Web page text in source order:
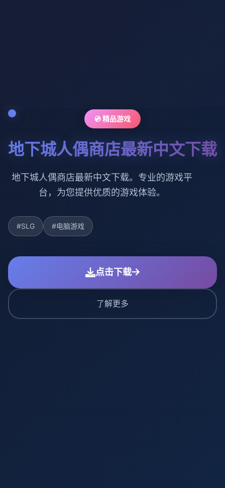
💿 精品游戏
地下城人偶商店最新中文下载
地下城人偶商店最新中文下载。专业的游戏平
台，为您提供优质的游戏体验。
#SLG #电脑游戏
点击下载
了解更多